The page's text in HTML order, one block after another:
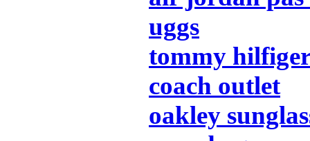
uggs
tommy
coach outlet
oakley